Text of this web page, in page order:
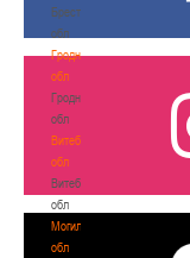
Брестская
обл
Гродненская
обл
Гродненская
обл
Витебская
обл
Витебская
обл
Могилевская
обл